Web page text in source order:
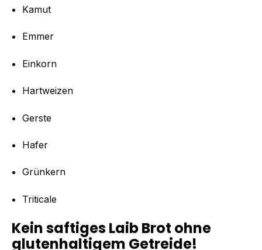
Kamut
Emmer
Einkorn
Hartweizen
Gerste
Hafer
Grünkern
Triticale
Kein saftiges Laib Brot ohne
glutenhaltigem Getreide!